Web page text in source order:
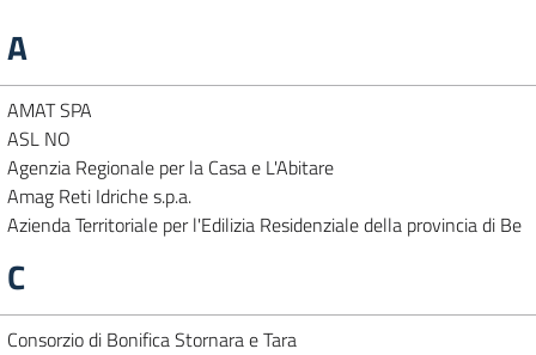
A
AMAT SPA
ASL NO
Agenzia Regionale per la Casa e L'Abitare
Amag Reti Idriche s.p.a.
Azienda Territoriale per l'Edilizia Residenziale della provincia di Be
C
Consorzio di Bonifica Stornara e Tara